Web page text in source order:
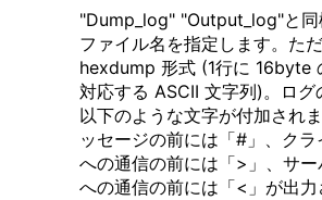
"Dump_log" "Output_log"と同
ファイル名を指定します。た
hexdump 形式 (1行に 16byte
対応する ASCII 文字列)。ログ
以下のような文字が付加され
ッセージの前には「#」、ク
への通信の前には「>」、サー
への通信の前には「<」が出力